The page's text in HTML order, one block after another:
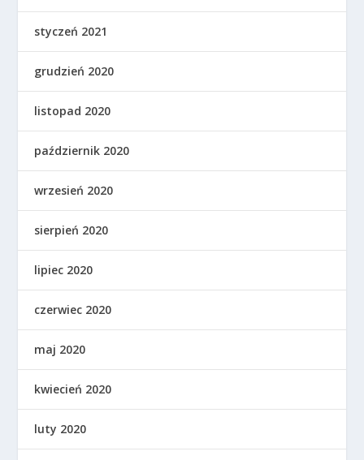
styczeń 2021
grudzień 2020
listopad 2020
październik 2020
wrzesień 2020
sierpień 2020
lipiec 2020
czerwiec 2020
maj 2020
kwiecień 2020
luty 2020